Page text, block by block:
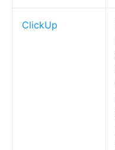
ClickUp